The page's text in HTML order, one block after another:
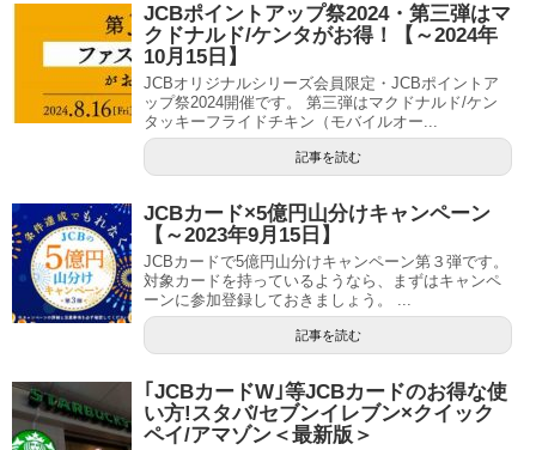
JCBポイントアップ祭2024・第三弾はマ
クドナルド/ケンタがお得！【～2024年
10月15日】
JCBオリジナルシリーズ会員限定・JCBポイントア
ップ祭2024開催です。 第三弾はマクドナルド/ケン
タッキーフライドチキン（モバイルオー...
記事を読む
JCBカード×5億円山分けキャンペーン
【～2023年9月15日】
JCBカードで5億円山分けキャンペーン第３弾です。
対象カードを持っているようなら、まずはキャンペ
ーンに参加登録しておきましょう。 ...
記事を読む
｢JCBカードW｣等JCBカードのお得な使
い方!スタバ/セブンイレブン×クイック
ペイ/アマゾン＜最新版＞